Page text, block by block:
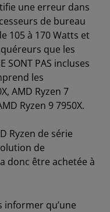
une erreur dans
de bureau
105 à 170 Watts et
que les
PAS incluses
les
AMD Ryzen 7
Ryzen 9 7950X.
Ryzen de série
de
donc être achetée à
informer qu’une